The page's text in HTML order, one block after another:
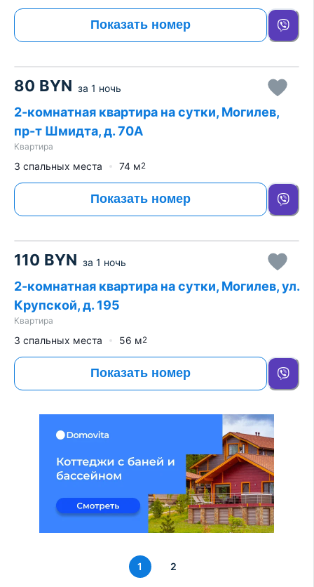
Показать номер
80 BYN за 1 ночь
2-комнатная квартира на сутки, Могилев,
пр-т Шмидта, д. 70А
Квартира
3 спальных места 74 м2
Показать номер
110 BYN за 1 ночь
2-комнатная квартира на сутки, Могилев, ул.
Крупской, д. 195
Квартира
3 спальных места 56 м2
Показать номер
1 2